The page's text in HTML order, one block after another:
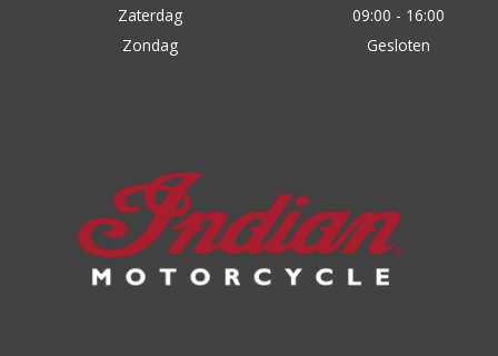
Zaterdag
09:00 - 16:00
Zondag
Gesloten